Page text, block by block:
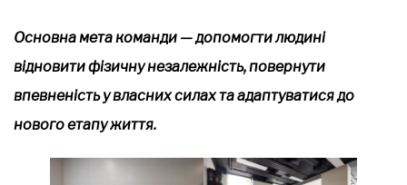
Основна мета команди — допомогти людині
відновити фізичну незалежність, повернути
впевненість у власних силах та адаптуватися до
нового етапу життя.